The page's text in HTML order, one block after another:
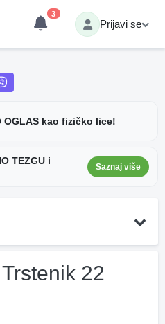
3
Prijavi se
OGLAS kao fizičko lice!
TEZGU i
Saznaj više
22